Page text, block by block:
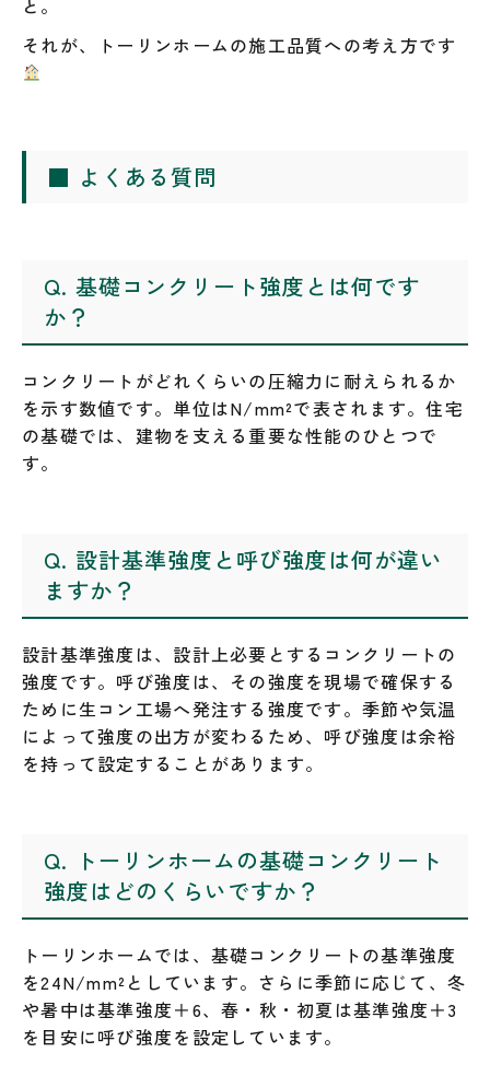
それが、トーリンホームの施工品質への考え方です
■ よくある質問
Q. 基礎コンクリート強度とは何です
か？
コンクリートがどれくらいの圧縮力に耐えられるか
を示す数値です。単位はN/mm²で表されます。住宅
の基礎では、建物を支える重要な性能のひとつで
す。
Q. 設計基準強度と呼び強度は何が違い
ますか？
設計基準強度は、設計上必要とするコンクリートの
強度です。呼び強度は、その強度を現場で確保する
ために生コン工場へ発注する強度です。季節や気温
によって強度の出方が変わるため、呼び強度は余裕
を持って設定することがあります。
Q. トーリンホームの基礎コンクリート
強度はどのくらいですか？
トーリンホームでは、基礎コンクリートの基準強度
を24N/mm²としています。さらに季節に応じて、冬
や暑中は基準強度＋6、春・秋・初夏は基準強度＋3
を目安に呼び強度を設定しています。